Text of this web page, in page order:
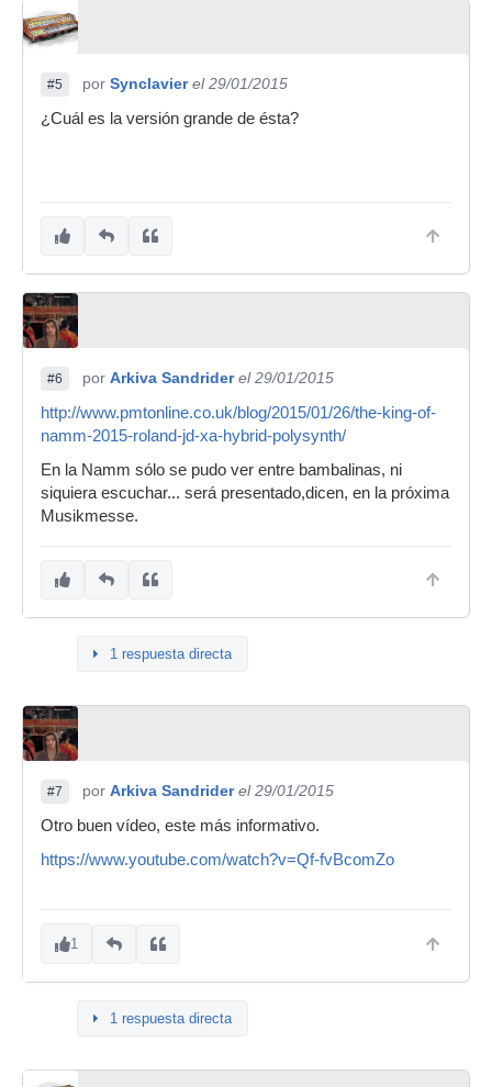
#5 por Synclavier el 29/01/2015
¿Cuál es la versión grande de ésta?
#6 por Arkiva Sandrider el 29/01/2015
http://www.pmtonline.co.uk/blog/2015/01/26/the-king-of-
namm-2015-roland-jd-xa-hybrid-polysynth/
En la Namm sólo se pudo ver entre bambalinas, ni
siquiera escuchar... será presentado,dicen, en la próxima
Musikmesse.
1 respuesta directa
#7 por Arkiva Sandrider el 29/01/2015
Otro buen vídeo, este más informativo.
https://www.youtube.com/watch?v=Qf-fvBcomZo
1
1 respuesta directa